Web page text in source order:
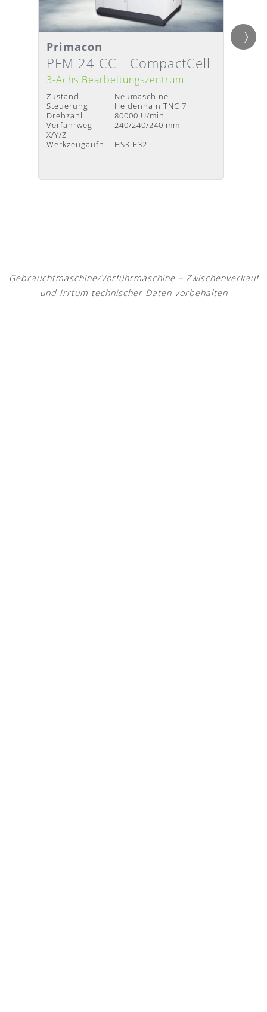
Detailansicht
Lieferzeit Nach Absprache
Primacon
PFM 24 CC - CompactCell
3-Achs Bearbeitungszentrum
Zustand
Neumaschine
Steuerung
Heidenhain TNC 7
Drehzahl
80000 U/min
Verfahrweg
X/Y/Z
240/240/240 mm
Werkzeugaufn.
HSK F32
Axon
Gebrauchtmaschine/Vorführmaschine – Zwischenverkauf
und Irrtum technischer Daten vorbehalten